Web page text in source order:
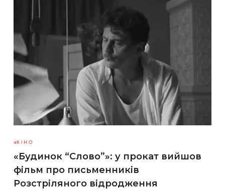
КІНО
«Будинок “Слово”»: у прокат вийшов
фільм про письменників
Розстріляного відродження